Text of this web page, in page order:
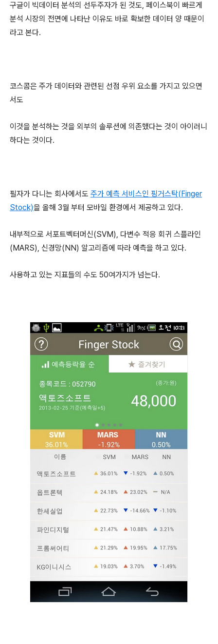
구글이 빅데이터 분석의 선두주자가 된 것도, 페이스북이 빠르게
분석 시장의 전면에 나타난 이유도 바로 확보한 데이터 양 때문이
라고 본다.
코스콤은 주가 데이터와 관련된 선점 우위 요소를 가지고 있으면
서도
이것을 분석하는 것을 외부의 솔루션에 의존했다는 것이 아이러니
하다는 것이다.
필자가 다니는 회사에서도 주가 예측 서비스인 핑거스탁(Finger
Stock)을 올해 3월 부터 모바일 환경에서 제공하고 있다.
내부적으로 서포트벡터머신(SVM), 다변수 적응 회귀 스플라인
(MARS), 신경망(NN) 알고리즘에 따라 예측을 하고 있다.
사용하고 있는 지표들의 수도 50여가지가 넘는다.